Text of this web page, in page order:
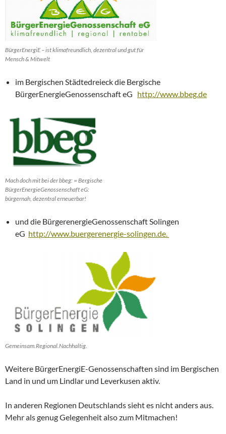
BürgerEnergiE – ist klimafreundlich, dezentral und gut für
Mensch & Mitwelt
im Bergischen Städtedreieck die Bergische
BürgerEnergieGenossenschaft eG http://www.bbeg.de
Mach doch mit bei der bbeg: = Bergische
BürgerEnergieGenossenschaft eG:
bürgernah, dezentral erneuerbar!
und die BürgerenergieGenossenschaft Solingen
eG http://www.buergerenergie-solingen.de.
Gemeinsam.Regional.Nachhaltig.
Weitere BürgerEnergiE-Genossenschaften sind im Bergischen
Land in und um Lindlar und Leverkusen aktiv.
In anderen Regionen Deutschlands sieht es nicht anders aus.
Mehr als genug Gelegenheit also zum Mitmachen!